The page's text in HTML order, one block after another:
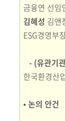
금융연 선임
김혜성 김앤
ESG경영부
- (유관기
한국환경산
▪ 논의 안건